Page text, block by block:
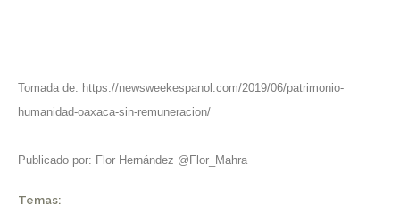
Tomada de: https://newsweekespanol.com/2019/06/patrimonio-
humanidad-oaxaca-sin-remuneracion/
Publicado por: Flor Hernández @Flor_Mahra
Temas: